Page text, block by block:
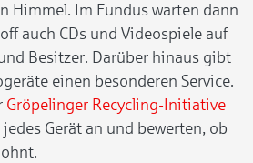
Himmel. Im Fundus warten dann
auch CDs und Videospiele auf
Besitzer. Darüber hinaus gibt
einen besonderen Service.
Gröpelinger Recycling-Initiative
Gerät an und bewerten, ob